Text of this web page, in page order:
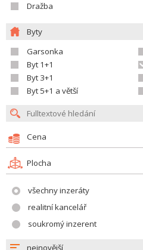
Dražba
Byty
Garsonka
Byt 1+1
Byt 3+1
Byt 5+1 a větší
Cena
Plocha
všechny inzeráty
realitní kancelář
soukromý inzerent
nejnovější